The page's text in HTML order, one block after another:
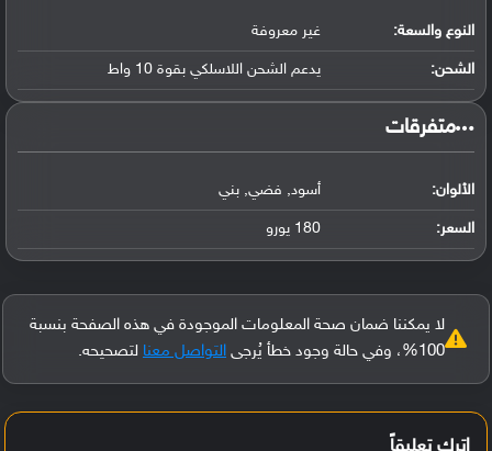
النوع والسعة: غير معروفة
الشحن: يدعم الشحن اللاسلكي بقوة 10 واط
‏متفرقات‏
الألوان: أسود, فضي, بني
السعر: 180 يورو
لا يمكننا ضمان صحة المعلومات الموجودة في هذه الصفحة بنسبة
100%، وفي حالة وجود خطأ يُرجى
التواصل معنا لتصحيحه.
اترك تعليقاً